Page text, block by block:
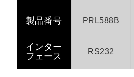
製品番号 PRL588B
インター
フェース
RS232